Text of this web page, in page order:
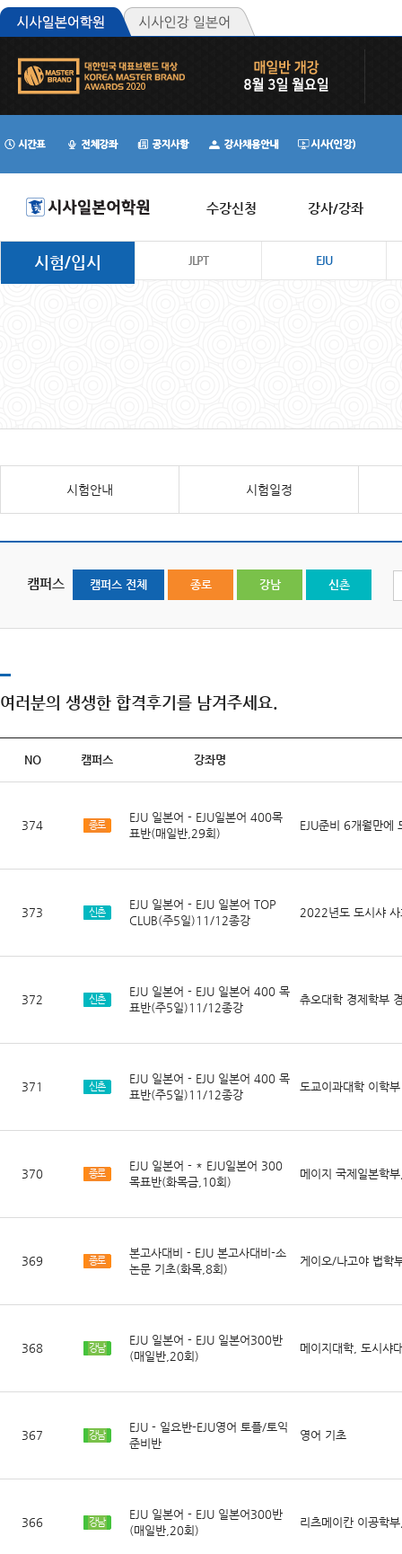
수강신청 강사/강좌
시험/입시 JLPT EJU
시험안내 시험일정
캠퍼스 캠퍼스 전체 종로 강남 신촌
여러분의 생생한 합격후기를 남겨주세요.
NO 캠퍼스 강좌명
374 종로
EJU 일본어 - EJU일본어 400목
표반(매일반,29회)
EJU준비 6개월만에
373 신촌
EJU 일본어 - EJU 일본어 TOP
CLUB(주5일)11/12종강
2022년도 도시샤 사
372 신촌
EJU 일본어 - EJU 일본어 400 목
표반(주5일)11/12종강
츄오대학 경제학부
371 신촌
EJU 일본어 - EJU 일본어 400 목
표반(주5일)11/12종강
도교이과대학 이학
370 종로
EJU 일본어 - * EJU일본어 300
목표반(화목금,10회)
메이지 국제일본학
369 종로
본고사대비 - EJU 본고사대비-소
논문 기초(화목,8회)
게이오/나고야 법학
368 강남
EJU 일본어 - EJU 일본어300반
(매일반,20회)
메이지대학, 도시샤
367 강남
EJU - 일요반-EJU영어 토플/토익
준비반
영어 기초
366 강남
EJU 일본어 - EJU 일본어300반
(매일반,20회)
리츠메이칸 이공학